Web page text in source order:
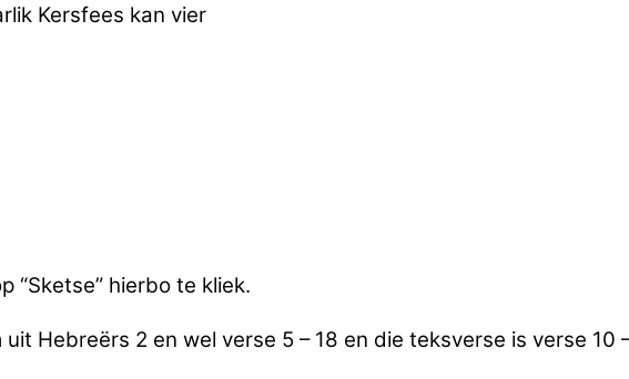
Kersfees kan vier
“Sketse” hierbo te kliek.
Hebreërs 2 en wel verse 5 – 18 en die teksverse is verse 10